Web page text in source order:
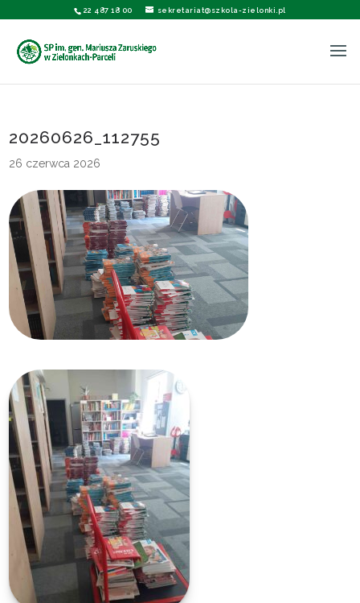
22 487 18 00 sekretariat@szkola-zielonki.pl
20260626_112755
26 czerwca 2026